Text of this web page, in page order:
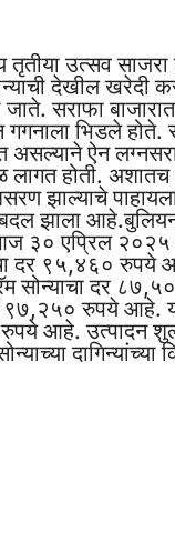
तृतीया उत्सव
देखील खरेदी
सराफा
गगनाला भिडले होते.
असल्याने ऐन
लागत होती.
झाल्याचे
बदल झाला
३० एप्रिल २०२५
दर ९५,४६० रुपये
सोन्याचा दर
९७,२५० रुपये आहे.
रुपये आहे. उत्पादन
दागिन्यांच्या